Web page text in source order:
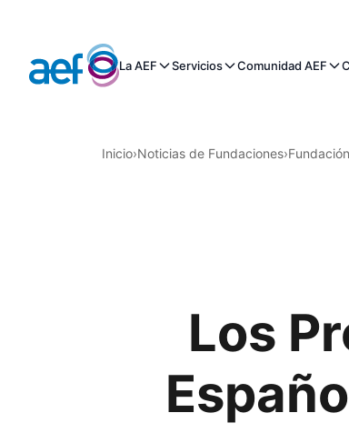
La AEF Servicios Comunidad AEF
Inicio›Noticias de Fundaciones›
Los